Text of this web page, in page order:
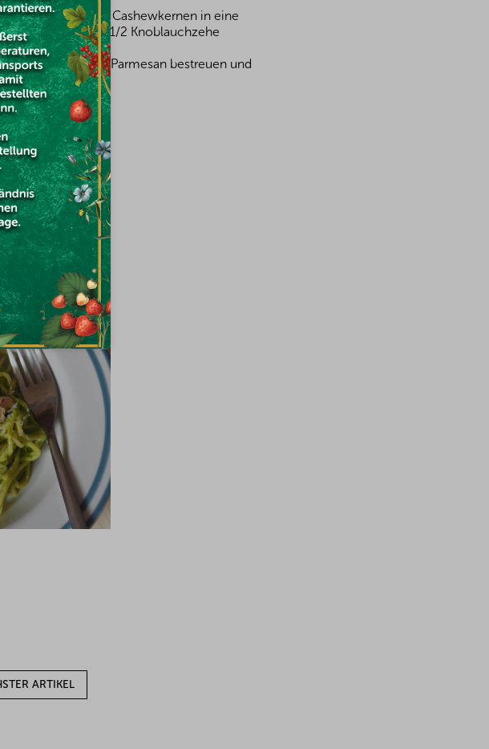
einer Handvoll Cashewkernen in eine
1/2 Zitrone und 1/2 Knoblauchzehe
Nüssen und Parmesan bestreuen und
ARTIKEL